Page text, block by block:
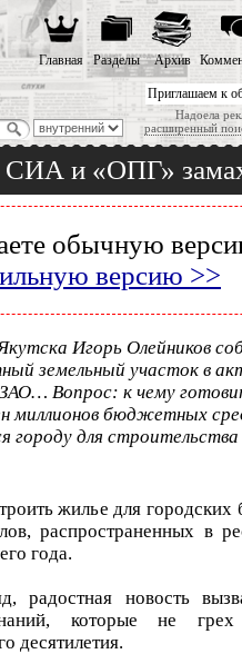
Приглашаем к
Надоела
расширенный
Главная Разделы Архив
и «ОПГ»
обычную
версию >>
Игорь Олейников
земельный участок в
Вопрос: к чему
миллионов бюджетных
городу для
жилье для городских
распространенных в
года.
радостная новость
которые не
десятилетия.